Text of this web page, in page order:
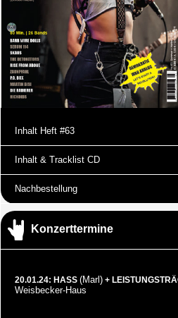
Inhalt Heft #63
Inhalt & Tracklist CD
Nachbestellung
Konzerttermine
20.01.24: HASS (Marl) +
Weisbecker-Haus